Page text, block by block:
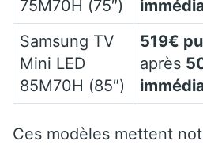
75M70H (75″)
Samsung TV
Mini LED
85M70H (85″)
519€
après
Ces modèles mettent